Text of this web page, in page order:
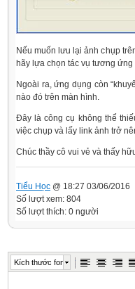
Nếu muốn lưu lại ảnh chụp
hãy lựa chọn tác vụ tương ứng
Ngoài ra, ứng dụng còn
nào đó trên màn hình.
Đây là công cụ không thể
việc chụp và lấy link ảnh trở
Chúc thầy cô vui vẻ và thấy
Tiểu Học @ 18:27 03/06/2016
Số lượt xem: 804
Số lượt thích: 0 người
Kích thước font